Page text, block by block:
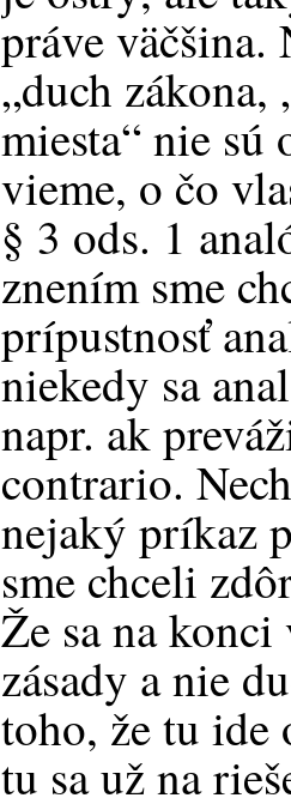
práve
„duch zákona,
miesta“ nie sú
vieme, o čo
§ 3 ods. 1
znením sme
prípustnosť
niekedy sa
napr. ak
contrario.
nejaký príkaz
sme chceli
Že sa na
zásady a nie
toho, že tu ide
tu sa už na